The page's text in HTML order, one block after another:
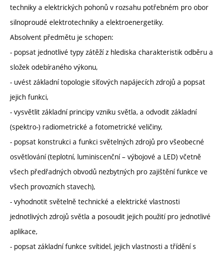
techniky a elektrických pohonů v rozsahu potřebném pro obor
silnoproudé elektrotechniky a elektroenergetiky.
Absolvent předmětu je schopen:
- popsat jednotlivé typy zátěží z hlediska charakteristik odběru a
složek odebíraného výkonu,
- uvést základní topologie síťových napájecích zdrojů a popsat
jejich funkci,
- vysvětlit základní principy vzniku světla, a odvodit základní
(spektro-) radiometrické a fotometrické veličiny,
- popsat konstrukci a funkci světelných zdrojů pro všeobecné
osvětlování (teplotní, luminiscenční – výbojové a LED) včetně
všech předřadných obvodů nezbytných pro zajištění funkce ve
všech provozních stavech),
- vyhodnotit světelně technické a elektrické vlastnosti
jednotlivých zdrojů světla a posoudit jejich použití pro jednotlivé
aplikace,
- popsat základní funkce svítidel, jejich vlastnosti a třídění s